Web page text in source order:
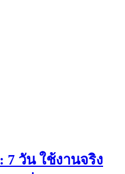
7 วัน ใช้งานจริง